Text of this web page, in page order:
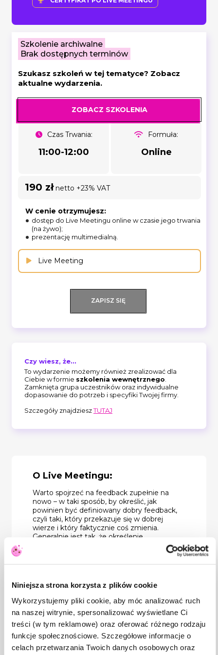
Niniejsza strona korzysta z plików cookie
Wykorzystujemy pliki cookie, aby móc analizować ruch
na naszej witrynie, spersonalizować wyświetlane Ci
treści (w tym reklamowe) oraz oferować różnego rodzaju
funkcje społecznościowe. Szczegółowe informacje o
celach przetwarzania Twoich danych osobowych oraz
Szkolenie archiwalne
Brak dostępnych terminów
Szukasz szkoleń w tej tematyce? Zobacz
aktualne wydarzenia.
ZOBACZ SZKOLENIA
Czas Trwania:
11:00-12:00
Formuła:
Online
190 złnetto +23% VAT
W cenie otrzymujesz:
dostęp do Live Meetingu online w czasie jego trwania
(na żywo);
prezentację multimedialną.
Live Meeting
ZAPISZ SIĘ
Czy wiesz, że...
To wydarzenie możemy również zrealizować dla
Ciebie w formie szkolenia wewnętrznego
Zamknięta grupa uczestników oraz indywidualne
dopasowanie do potrzeb i specyfiki Twojej firmy.
Szczegóły znajdzieszTUTAJ
O Live Meetingu:
Warto spojrzeć na feedback zupełnie na
nowo – w taki sposób, by określić, jak
powinien być definiowany dobry feedback,
czyli taki, który przekazuje się w dobrej
wierze i który faktycznie coś zmienia.
Generalnie jest tak, że określenie
zazwyczaj kojarzy. Od razu pojawiają się w
tak łatwo dostrzegamy pozytywny aspekt
informacji zwrotnej. Przyjmujemy też różne
role w procesie ich przekazywania. Poza
świadomością istnienia tych ról istotne jest
stworzenie fundamentów, żeby informacja
zwrotna w ogóle zadziałała. Nie wystarczy
więc ściągnąć sobie z internetu jedno z
wielu narzędzi do udzielania feedbacku.
Trzeba do tego podejść kompleksowo.